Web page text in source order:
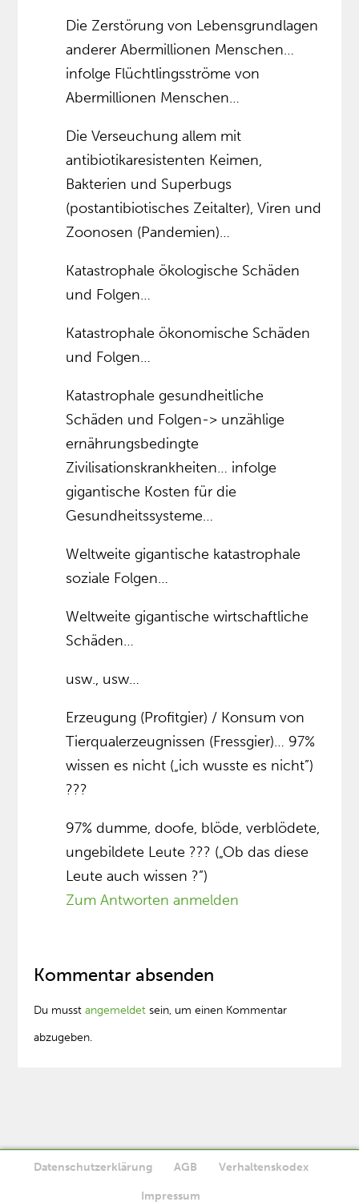
Die Zerstörung von Lebensgrundlagen
anderer Abermillionen Menschen…
infolge Flüchtlingsströme von
Abermillionen Menschen…
Die Verseuchung allem mit
antibiotikaresistenten Keimen,
Bakterien und Superbugs
(postantibiotisches Zeitalter), Viren und
Zoonosen (Pandemien)…
Katastrophale ökologische Schäden
und Folgen…
Katastrophale ökonomische Schäden
und Folgen…
Katastrophale gesundheitliche
Schäden und Folgen-> unzählige
ernährungsbedingte
Zivilisationskrankheiten… infolge
gigantische Kosten für die
Gesundheitssysteme…
Weltweite gigantische katastrophale
soziale Folgen…
Weltweite gigantische wirtschaftliche
Schäden…
usw., usw…
Erzeugung (Profitgier) / Konsum von
Tierqualerzeugnissen (Fressgier)… 97%
wissen es nicht („ich wusste es nicht”)
???
97% dumme, doofe, blöde, verblödete,
ungebildete Leute ??? („Ob das diese
Leute auch wissen ?”)
Zum Antworten anmelden
Kommentar absenden
Du musstangemeldet sein, um einen Kommentar
abzugeben.
Datenschutzerklärung AGB Verhaltenskodex
Impressum